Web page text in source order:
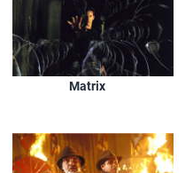
Matrix